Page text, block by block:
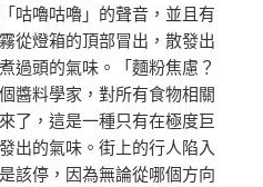
咕嚕咕嚕」的聲音，並且有
從燈箱的頂部冒出，散發出
頭的氣味。「麵粉焦慮？
醬料學家，對所有食物相關
了，這是一種只有在極度巨
出的氣味。街上的行人陷入
該停，因為無論從哪個方向